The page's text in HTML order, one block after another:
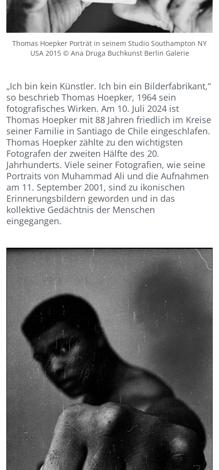
Thomas Hoepker Porträt in seinem Studio Southampton NY
USA 2015 © Ana Druga Buchkunst Berlin Galerie
„Ich bin kein Künstler. Ich bin ein Bilderfabrikant,“
so beschrieb Thomas Hoepker, 1964 sein
fotografisches Wirken. Am 10. Juli 2024 ist
Thomas Hoepker mit 88 Jahren friedlich im Kreise
seiner Familie in Santiago de Chile eingeschlafen.
Thomas Hoepker zählte zu den wichtigsten
Fotografen der zweiten Hälfte des 20.
Jahrhunderts. Viele seiner Fotografien, wie seine
Portraits von Muhammad Ali und die Aufnahmen
am 11. September 2001, sind zu ikonischen
Erinnerungsbildern geworden und in das
kollektive Gedächtnis der Menschen
eingegangen.